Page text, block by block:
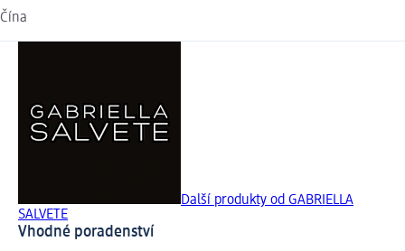
Čína
Další produkty od GABRIELLA
SALVETE
Vhodné poradenství